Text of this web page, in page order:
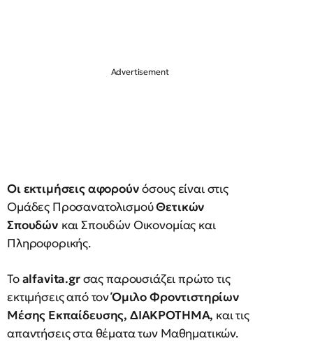
Οι εκτιμήσεις αφορούνόσους είναι στις
Ομάδες ΠροσανατολισμούΘετικών
Σπουδών και Σπουδών Οικονομίας και
Πληροφορικής.
Τοalfavita.grσας παρουσιάζει πρώτο τις
εκτιμήσεις από τονΌμιλο Φροντιστηρίων
Μέσης Εκπαίδευσης, ΔΙΑΚΡΟΤΗΜΑ, και τις
απαντήσεις στα θέματα των Μαθηματικών.